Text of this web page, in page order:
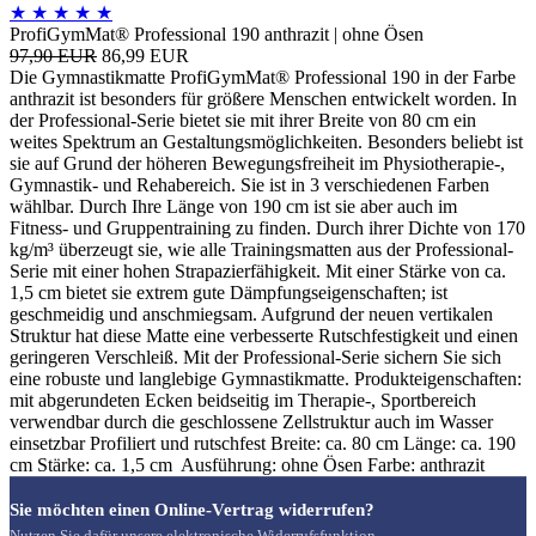
★ ★ ★ ★ ★
ProfiGymMat® Professional 190 anthrazit | ohne Ösen
97,90 EUR 86,99 EUR
Die Gymnastikmatte ProfiGymMat® Professional 190 in der Farbe
anthrazit ist besonders für größere Menschen entwickelt worden. In
der Professional-Serie bietet sie mit ihrer Breite von 80 cm ein
weites Spektrum an Gestaltungsmöglichkeiten. Besonders beliebt ist
sie auf Grund der höheren Bewegungsfreiheit im Physiotherapie-,
Gymnastik- und Rehabereich. Sie ist in 3 verschiedenen Farben
wählbar. Durch Ihre Länge von 190 cm ist sie aber auch im
Fitness- und Gruppentraining zu finden. Durch ihrer Dichte von 170
kg/m³ überzeugt sie, wie alle Trainingsmatten aus der Professional-
Serie mit einer hohen Strapazierfähigkeit. Mit einer Stärke von ca.
1,5 cm bietet sie extrem gute Dämpfungseigenschaften; ist
geschmeidig und anschmiegsam. Aufgrund der neuen vertikalen
Struktur hat diese Matte eine verbesserte Rutschfestigkeit und einen
geringeren Verschleiß. Mit der Professional-Serie sichern Sie sich
eine robuste und langlebige Gymnastikmatte. Produkteigenschaften:
mit abgerundeten Ecken beidseitig im Therapie-, Sportbereich
verwendbar durch die geschlossene Zellstruktur auch im Wasser
einsetzbar Profiliert und rutschfest Breite: ca. 80 cm Länge: ca. 190
cm Stärke: ca. 1,5 cm Ausführung: ohne Ösen Farbe: anthrazit
Sie möchten einen Online-Vertrag widerrufen?